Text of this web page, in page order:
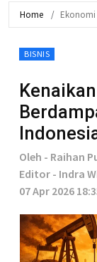
Home Ekonomi
BISNIS
Oleh - Raihan
Editor - Indra
07 Apr 2026